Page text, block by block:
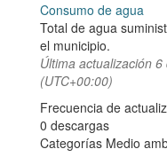
Consumo de agua
Total de agua
el municipio.
Última actualización 6
(UTC+00:00)
Frecuencia de
0 descargas
Categorías Medio